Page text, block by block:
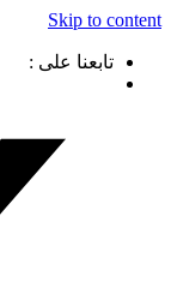
Skip to content
تابعنا على :